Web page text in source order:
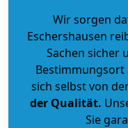
Wir sorgen
Eschershausen
Sachen sicher
Bestimmungsort
sich selbst von
der Qualität.
Sie